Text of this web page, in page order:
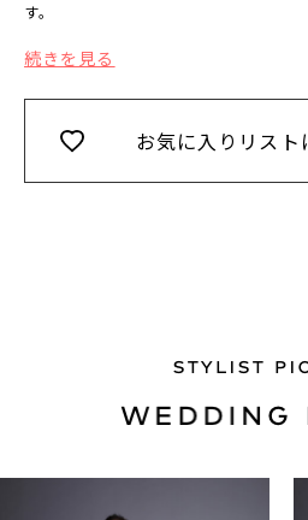
す。
続きを見る
お気に入りリスト